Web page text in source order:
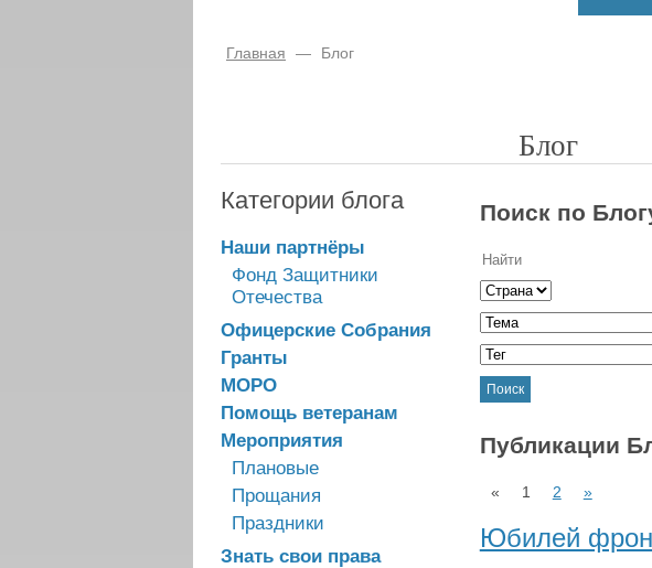
Главная — Блог
Блог
Категории блога
Наши партнёры
Фонд Защитники
Отечества
Офицерские Собрания
Гранты
МОРО
Помощь ветеранам
Мероприятия
Плановые
Прощания
Праздники
Знать свои права
Поиск по
Поиск
Публикации
« 1 2 »
Юбилей